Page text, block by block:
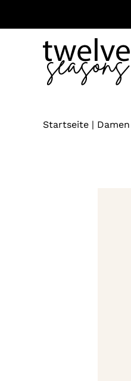
Startseite| Damen